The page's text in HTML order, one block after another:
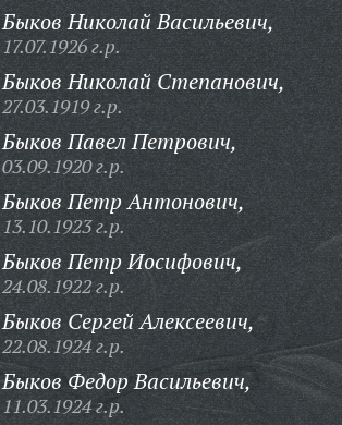
Быков Николай Васильевич,
17.07.1926 г.р.
Быков Николай Степанович,
27.03.1919 г.р.
Быков Павел Петрович,
03.09.1920 г.р.
Быков Петр Антонович,
13.10.1923 г.р.
Быков Петр Иосифович,
24.08.1922 г.р.
Быков Сергей Алексеевич,
22.08.1924 г.р.
Быков Федор Васильевич,
11.03.1924 г.р.